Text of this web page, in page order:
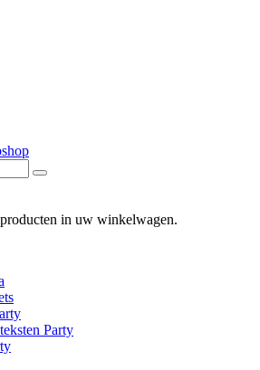
in uw winkelwagen.
Party